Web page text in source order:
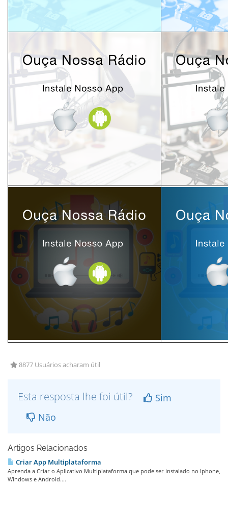
8877 Usuários acharam útil
Esta resposta lhe foi útil?
Sim
Não
Artigos Relacionados
Criar App Multiplataforma
Aprenda a Criar o Aplicativo Multiplataforma que pode ser instalado no Iphone,
Windows e Android....